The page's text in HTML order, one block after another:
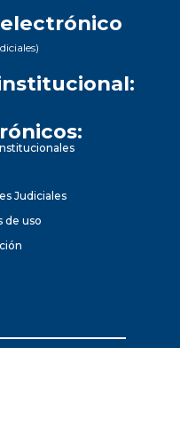
Judiciales
de uso